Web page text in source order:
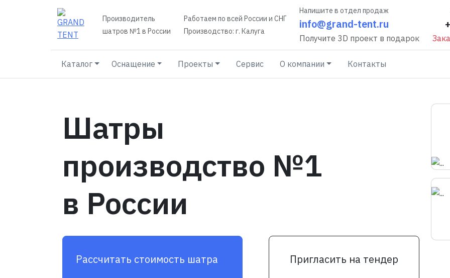
Производитель
шатров №1 в России
Работаем по всей России и СНГ
Производство: г. Калуга
Напишите в отдел продаж
info@grand-tent.ru
Получите 3D проект в подарок
Каталог Оснащение Проекты Сервис О компании Контакты
Шатры
производство №1
в России
Рассчитать стоимость шатра Пригласить на тендер